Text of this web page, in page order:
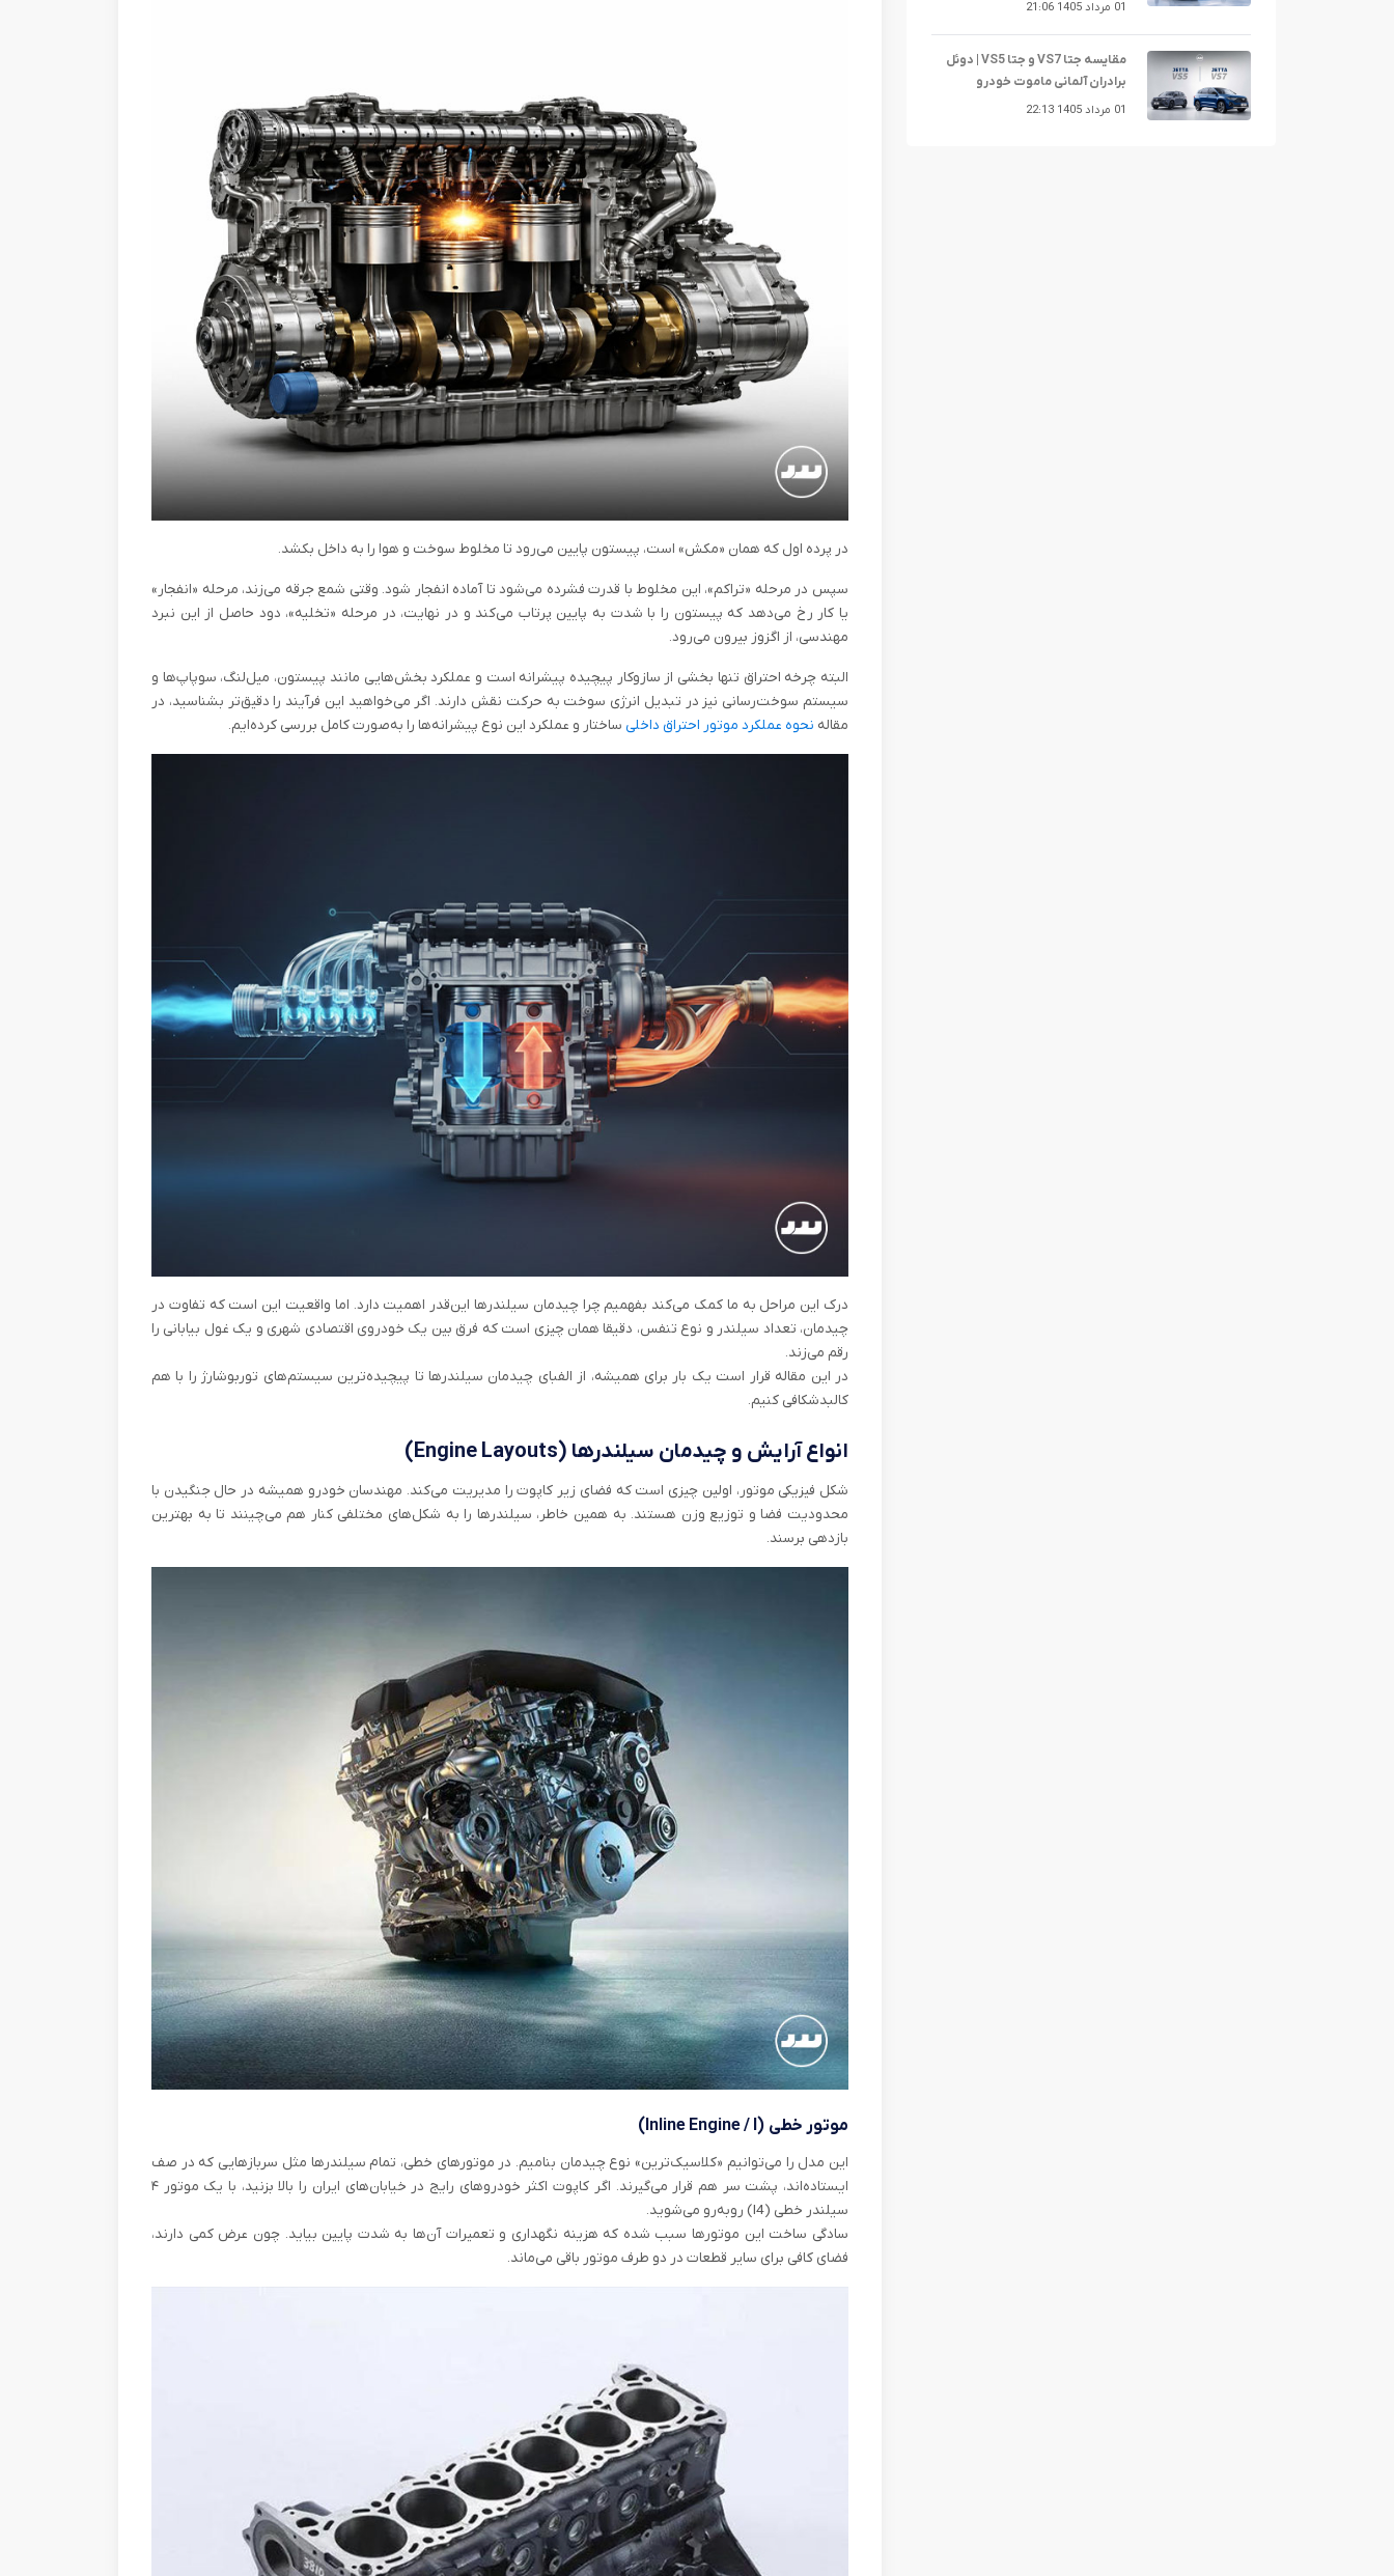
01 مرداد 1405 21:06
مقایسه جتا VS7 و جتا VS5 | دوئل
برادران آلمانی ماموت خودرو
01 مرداد 1405 22:13
در پرده اول که همان «مکش» است، پیستون پایین می‌رود تا مخلوط سوخت و هوا را به داخل بکشد.
سپس در مرحله «تراکم»، این مخلوط با قدرت فشرده می‌شود تا آماده انفجار شود. وقتی شمع جرقه می‌زند، مرحله «انفجار»
یا کار رخ می‌دهد که پیستون را با شدت به پایین پرتاب می‌کند و در نهایت، در مرحله «تخلیه»، دود حاصل از این نبرد
مهندسی، از اگزوز بیرون می‌رود.
البته چرخه احتراق تنها بخشی از سازوکار پیچیده پیشرانه است و عملکرد بخش‌هایی مانند پیستون، میل‌لنگ، سوپاپ‌ها و
سیستم سوخت‌رسانی نیز در تبدیل انرژی سوخت به حرکت نقش دارند. اگر می‌خواهید این فرآیند را دقیق‌تر بشناسید، در
مقاله نحوه عملکرد موتور احتراق داخلی ساختار و عملکرد این نوع پیشرانه‌ها را به‌صورت کامل بررسی کرده‌ایم.
درک این مراحل به ما کمک می‌کند بفهمیم چرا چیدمان سیلندرها این‌قدر اهمیت دارد. اما واقعیت این است که تفاوت در
چیدمان، تعداد سیلندر و نوع تنفس، دقیقا همان چیزی است که فرق بین یک خودروی اقتصادی شهری و یک غول بیابانی را
رقم می‌زند.
در این مقاله قرار است یک بار برای همیشه، از الفبای چیدمان سیلندرها تا پیچیده‌ترین سیستم‌های توربوشارژ را با هم
کالبدشکافی کنیم.
انواع آرایش و چیدمان سیلندرها (Engine Layouts)
شکل فیزیکی موتور، اولین چیزی است که فضای زیر کاپوت را مدیریت می‌کند. مهندسان خودرو همیشه در حال جنگیدن با
محدودیت فضا و توزیع وزن هستند. به همین خاطر، سیلندرها را به شکل‌های مختلفی کنار هم می‌چینند تا به بهترین
بازدهی برسند.
موتور خطی (Inline Engine / I)
این مدل را می‌توانیم «کلاسیک‌ترین» نوع چیدمان بنامیم. در موتورهای خطی، تمام سیلندرها مثل سربازهایی که در صف
ایستاده‌اند، پشت سر هم قرار می‌گیرند. اگر کاپوت اکثر خودروهای رایج در خیابان‌های ایران را بالا بزنید، با یک موتور ۴
سیلندر خطی (I4) روبه‌رو می‌شوید.
سادگی ساخت این موتورها سبب شده که هزینه نگهداری و تعمیرات آن‌ها به شدت پایین بیاید. چون عرض کمی دارند،
فضای کافی برای سایر قطعات در دو طرف موتور باقی می‌ماند.